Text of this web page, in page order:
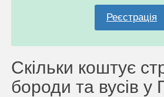
Реєстрація
Скільки коштує
бороди та вусів у